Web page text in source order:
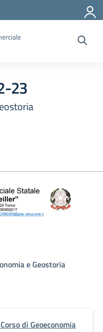
23
e Geostoria
di Geoeconomia